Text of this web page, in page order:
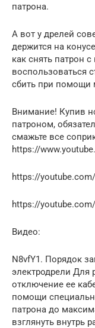
патрона.
А вот у дрелей
держится на
как снять патрон
воспользоваться
сбить при помощи
Внимание! Купив
патроном,
смажьте все
https://
https://
https://
Видео:
N8vfY1. Порядок
электродрели Для
отключение ее
помощи
патрона до
взглянуть внутрь